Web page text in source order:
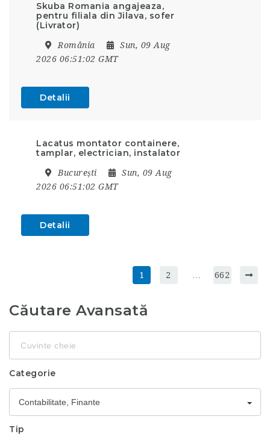
Skuba Romania angajeaza,
pentru filiala din Jilava, sofer
(Livrator)
România
Sun, 09 Aug
2026 06:51:02 GMT
Detalii
Lacatus montator containere,
tamplar, electrician, instalator
București
Sun, 09 Aug
2026 06:51:02 GMT
Detalii
1 2 … 662
Căutare Avansată
cheie
Categorie
Contabilitate, Finante
Tip